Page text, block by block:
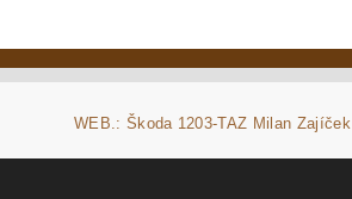
WEB.: Škoda 1203-TAZ Milan Zajíček